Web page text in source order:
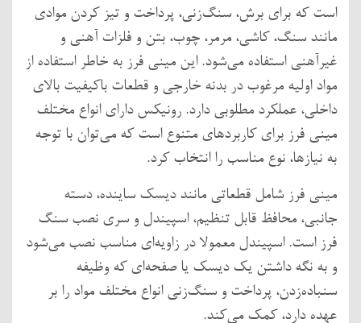
است که برای برش، سنگ‌زنی، پرداخت و تیز کردن موادی
مانند سنگ، کاشی، مرمر، چوب، بتن و فلزات آهنی و
غیرآهنی استفاده می‌شود. این مینی فرز به خاطر استفاده از
مواد اولیه مرغوب در بدنه خارجی و قطعات باکیفیت بالای
داخلی، عملکرد مطلوبی دارد. رونیکس دارای انواع مختلف
مینی فرز برای کاربردهای متنوع است که می‌توان با توجه
به نیازها، نوع مناسب را انتخاب کرد.
مینی فرز شامل قطعاتی مانند دیسک ساینده، دسته
جانبی، محافظ قابل تنظیم، اسپیندل و سری نصب سنگ
فرز است. اسپیندل معمولا در زاویه‌ای مناسب نصب می‌شود
و به نگه داشتن یک دیسک یا صفحه‌ای که وظیفه
سنباده‌زدن، پرداخت و سنگ‌زنی انواع مختلف مواد را بر
عهده دارد، کمک می‌کند.